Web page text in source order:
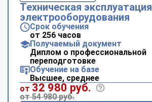
Техническая эксплуатация
электрооборудования
Срок обучения
от 256 часов
Получаемый документ
Диплом о профессиональной
переподготовке
Обучение на базе
Высшее, среднее
от 32 980 руб.
от 54 980 руб.